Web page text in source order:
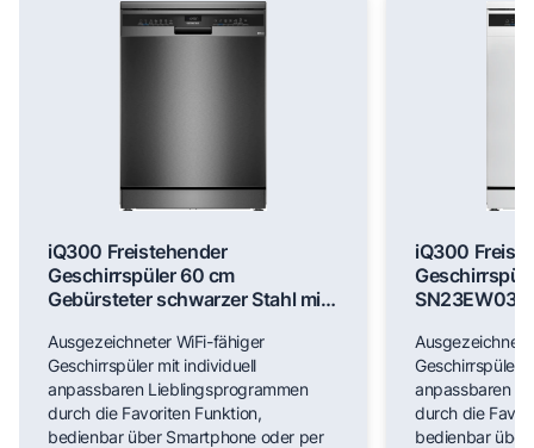
iQ300 Freistehender
Geschirrspüler 60 cm
Gebürsteter schwarzer Stahl mit
Ausgezeichneter WiFi-fähiger
Geschirrspüler mit individuell
anpassbaren Lieblingsprogrammen
durch die Favoriten Funktion,
bedienbar über Smartphone oder per
iQ300
Geschirrspüler
anpassbaren
durch die
bedienbar über